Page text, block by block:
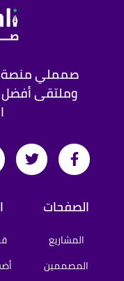
صمملي منصة
وملتقى
الصفحات
المشاريع
المصممين